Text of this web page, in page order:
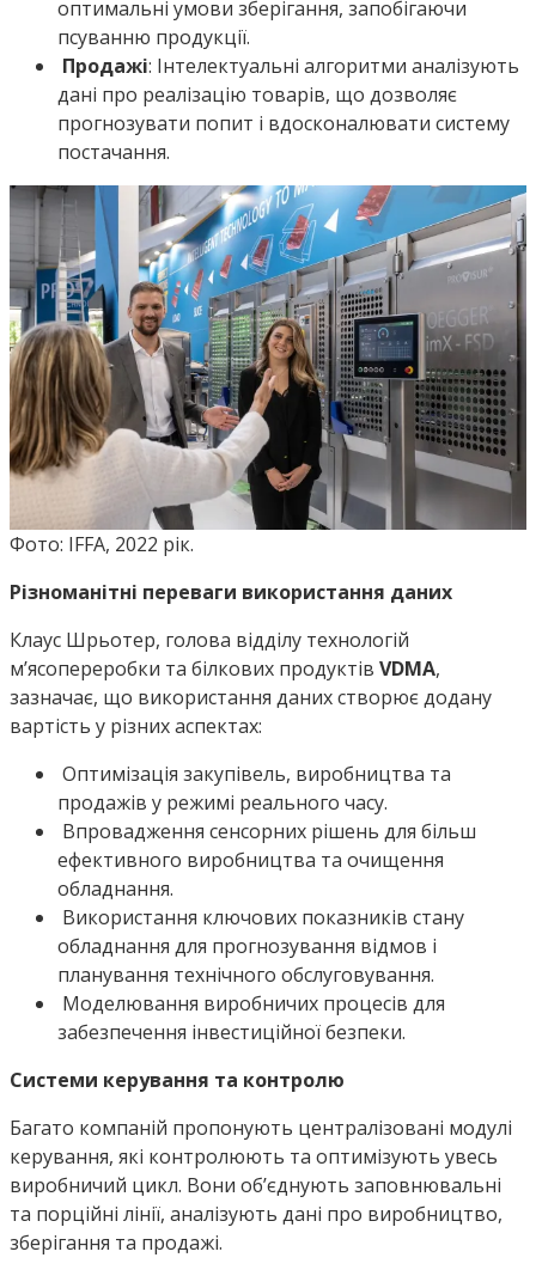
оптимальні умови зберігання, запобігаючи
псуванню продукції.
Продажі: Інтелектуальні алгоритми аналізують
дані про реалізацію товарів, що дозволяє
прогнозувати попит і вдосконалювати систему
постачання.
Фото: IFFA, 2022 рік.
Різноманітні переваги використання даних
Клаус Шрьотер, голова відділу технологій
м’ясопереробки та білкових продуктів VDMA,
зазначає, що використання даних створює додану
вартість у різних аспектах:
Оптимізація закупівель, виробництва та
продажів у режимі реального часу.
Впровадження сенсорних рішень для більш
ефективного виробництва та очищення
обладнання.
Використання ключових показників стану
обладнання для прогнозування відмов і
планування технічного обслуговування.
Моделювання виробничих процесів для
забезпечення інвестиційної безпеки.
Системи керування та контролю
Багато компаній пропонують централізовані модулі
керування, які контролюють та оптимізують увесь
виробничий цикл. Вони об’єднують заповнювальні
та порційні лінії, аналізують дані про виробництво,
зберігання та продажі.